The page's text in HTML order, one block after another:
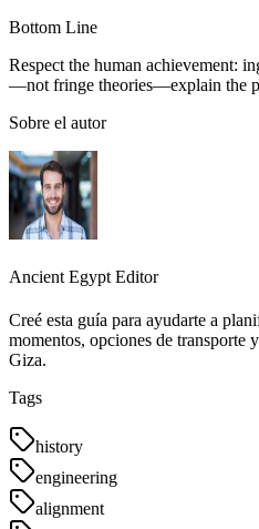
Bottom Line
Respect the human achievement:
—not fringe theories—explain the
Sobre el autor
Ancient Egypt Editor
Creé esta guía para ayudarte a
momentos, opciones de transporte
Giza.
Tags
history
engineering
alignment